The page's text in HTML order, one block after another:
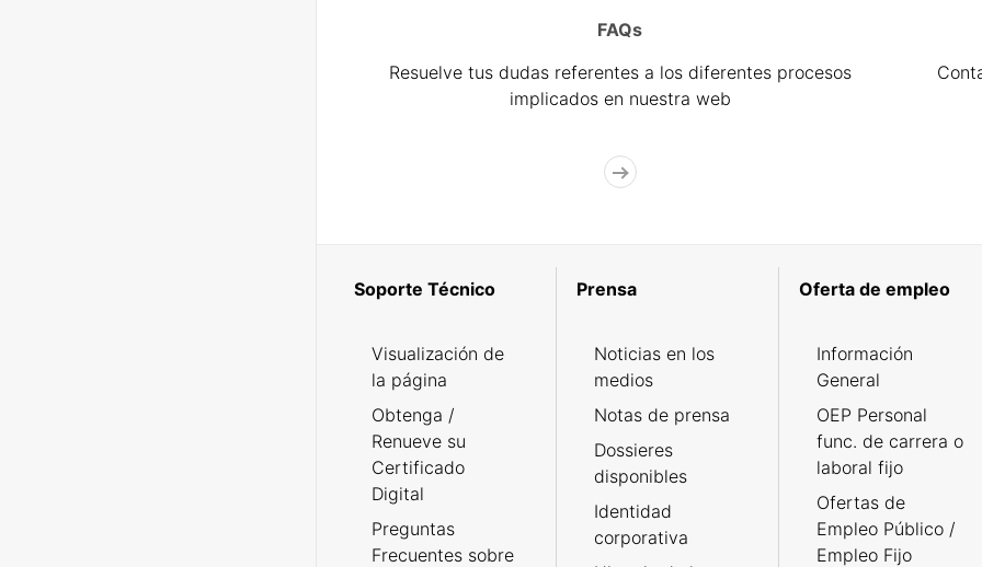
FAQs
Resuelve tus dudas referentes a los diferentes procesos
implicados en nuestra web
Soporte Técnico
Visualización de
la página
Obtenga /
Renueve su
Certificado
Digital
Preguntas
Frecuentes sobre
Prensa
Noticias en los
medios
Notas de prensa
Dossieres
disponibles
Identidad
corporativa
Oferta de empleo
Información
General
OEP Personal
func. de carrera o
laboral fijo
Ofertas de
Empleo Público /
Empleo Fijo